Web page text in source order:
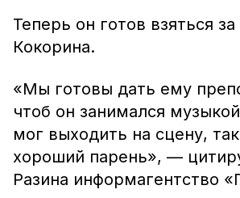
Теперь он готов взяться
Кокорина.
«Мы готовы дать ему
чтоб он занимался
мог выходить на сцену,
хороший парень», —
Разина информагентство